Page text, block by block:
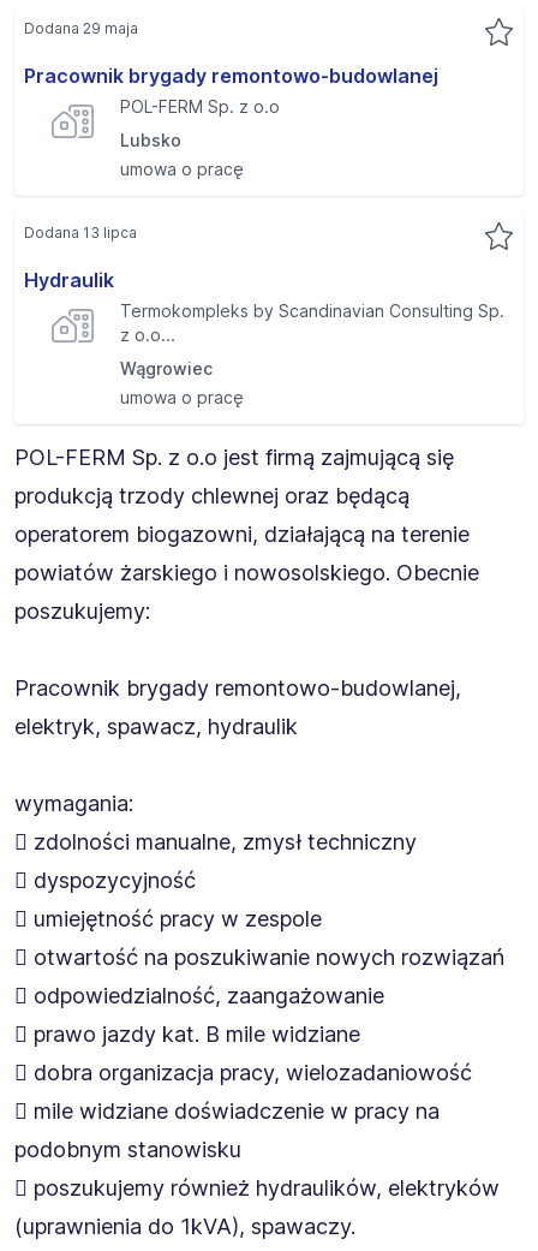
Pracownik brygady remontowo-budowlanej
POL-FERM Sp. z o.o
Lubsko
umowa o pracę
Dodana 29 maja
Hydraulik
Termokompleks by Scandinavian Consulting Sp.
z o.o...
Wągrowiec
umowa o pracę
Dodana 13 lipca
POL-FERM Sp. z o.o jest firmą zajmującą się
produkcją trzody chlewnej oraz będącą
operatorem biogazowni, działającą na terenie
powiatów żarskiego i nowosolskiego. Obecnie
poszukujemy:
Pracownik brygady remontowo-budowlanej,
elektryk, spawacz, hydraulik
wymagania:
 zdolności manualne, zmysł techniczny
 dyspozycyjność
 umiejętność pracy w zespole
 otwartość na poszukiwanie nowych rozwiązań
 odpowiedzialność, zaangażowanie
 prawo jazdy kat. B mile widziane
 dobra organizacja pracy, wielozadaniowość
 mile widziane doświadczenie w pracy na
podobnym stanowisku
 poszukujemy również hydraulików, elektryków
(uprawnienia do 1kVA), spawaczy.